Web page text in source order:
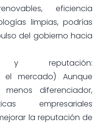
eficiencia
limpias, podrías
del gobierno hacia
y reputación:
el mercado) Aunque
diferenciador,
empresariales
la reputación de